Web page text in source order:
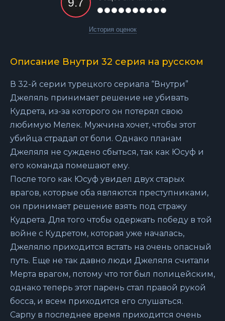
История оценок
Описание Внутри 32 серия на русском
В 32-й серии турецкого сериала “Внутри”
Джеляль принимает решение не убивать
Кудрета, из-за которого он потерял свою
любимую Мелек. Мужчина хочет, чтобы этот
убийца страдал от боли. Однако планам
Джеляля не суждено сбыться, так как Юсуф и
его команда помешают ему.
После того как Юсуф увидел двух старых
врагов, которые оба являются преступниками,
он принимает решение взять под стражу
Кудрета. Для того чтобы одержать победу в той
войне с Кудретом, которая уже началась,
Джелялю приходится встать на очень опасный
путь. Еще не так давно люди Джеляля считали
Мерта врагом, потому что тот был полицейским,
однако теперь этот парень стал правой рукой
босса, и всем приходится его слушаться.
Сарпу в последнее время приходится очень